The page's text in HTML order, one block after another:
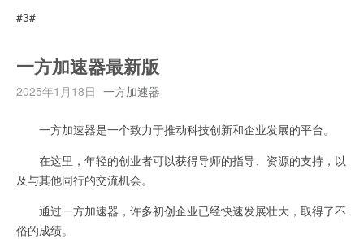
#3#
一方加速器最新版
2025年1月18日 一方加速器
一方加速器是一个致力于推动科技创新和企业发展的平台。
在这里，年轻的创业者可以获得导师的指导、资源的支持，以
及与其他同行的交流机会。
通过一方加速器，许多初创企业已经快速发展壮大，取得了不
俗的成绩。